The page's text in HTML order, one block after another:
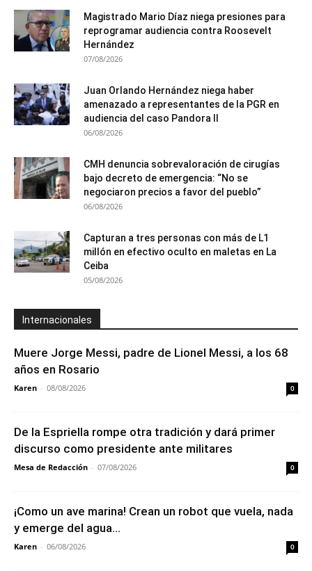
Magistrado Mario Díaz niega presiones para
reprogramar audiencia contra Roosevelt
Hernández
07/08/2026
Juan Orlando Hernández niega haber
amenazado a representantes de la PGR en
audiencia del caso Pandora II
06/08/2026
CMH denuncia sobrevaloración de cirugías
bajo decreto de emergencia: “No se
negociaron precios a favor del pueblo”
06/08/2026
Capturan a tres personas con más de L1
millón en efectivo oculto en maletas en La
Ceiba
05/08/2026
Internacionales
Muere Jorge Messi, padre de Lionel Messi, a los 68
años en Rosario
Karen - 08/08/2026 0
De la Espriella rompe otra tradición y dará primer
discurso como presidente ante militares
Mesa de Redacción - 07/08/2026 0
¡Como un ave marina! Crean un robot que vuela, nada
y emerge del agua...
Karen - 06/08/2026 0